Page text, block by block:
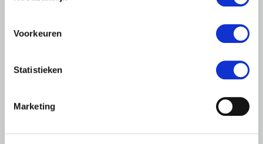
Voorkeuren
Statistieken
Marketing
Update LTO Corona-dashboard 21
Het crisisteam van LTO Nederland werkt nog altijd hard